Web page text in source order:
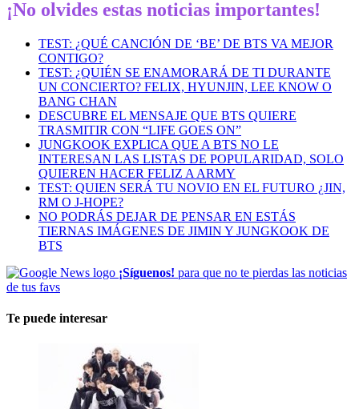
¡No olvides estas noticias importantes!
TEST: ¿QUÉ CANCIÓN DE ‘BE’ DE BTS VA MEJOR
CONTIGO?
TEST: ¿QUIÉN SE ENAMORARÁ DE TI DURANTE
UN CONCIERTO? FELIX, HYUNJIN, LEE KNOW O
BANG CHAN
DESCUBRE EL MENSAJE QUE BTS QUIERE
TRASMITIR CON “LIFE GOES ON”
JUNGKOOK EXPLICA QUE A BTS NO LE
INTERESAN LAS LISTAS DE POPULARIDAD, SOLO
QUIEREN HACER FELIZ A ARMY
TEST: QUIEN SERÁ TU NOVIO EN EL FUTURO ¿JIN,
RM O J-HOPE?
NO PODRÁS DEJAR DE PENSAR EN ESTÁS
TIERNAS IMÁGENES DE JIMIN Y JUNGKOOK DE
BTS
¡Síguenos! para que no te pierdas las noticias
de tus favs
Te puede interesar